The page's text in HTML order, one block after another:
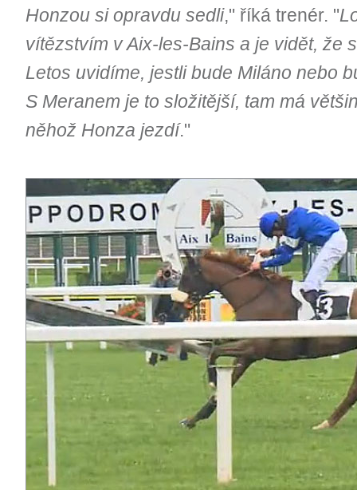
Honzou si opravdu sedli," říká trenér. "
vítězstvím v Aix-les-Bains a je vidět, že
Letos uvidíme, jestli bude Miláno nebo
S Meranem je to složitější, tam má
něhož Honza jezdí."